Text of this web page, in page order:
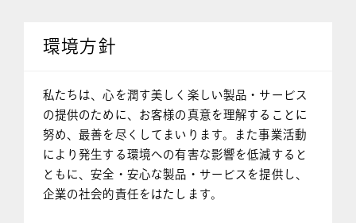
環境方針
私たちは、心を潤す美しく楽しい製品・サービス
の提供のために、お客様の真意を理解することに
努め、最善を尽くしてまいります。また事業活動
により発生する環境への有害な影響を低減すると
ともに、安全・安心な製品・サービスを提供し、
企業の社会的責任をはたします。